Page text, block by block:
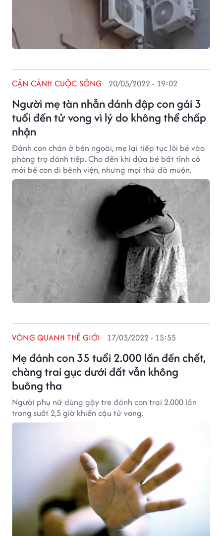
Người mẹ tàn nhẫn đánh đập con gái 3
tuổi đến tử vong vì lý do không thể chấp
nhận
CẬN CẢNH CUỘC SỐNG 20/05/2022 - 19:02
Đánh con chán ở bên ngoài, mẹ lại tiếp tục lôi bé vào
phòng trọ đánh tiếp. Cho đến khi đứa bé bất tỉnh cô
mới bế con đi bệnh viện, nhưng mọi thứ đã muộn.
Mẹ đánh con 35 tuổi 2.000 lần đến chết,
chàng trai gục dưới đất vẫn không
buông tha
VÒNG QUANH THẾ GIỚI 17/03/2022 - 15:55
Người phụ nữ dùng gậy tre đánh con trai 2.000 lần
trong suốt 2,5 giờ khiến cậu tử vong.